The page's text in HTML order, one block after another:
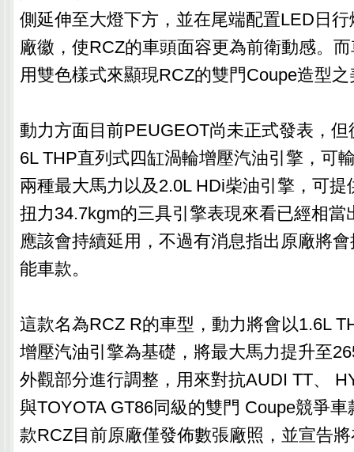
側延伸至大燈下方，並在尾端配置LED日
廠徽，使RCZ的車頭面容更為前衛動感。
用雙色樣式來顯現RCZ的雙門Coupe造型之
動力方面目前PEUGEOT尚未正式發表，
6L THP直列式四缸渦輪增壓汽油引擎，可
兩種最大馬力以及2.0L HDi柴油引擎，可提
扭力34.7kgm的三具引擎表現來看已經相當
應該會持續延用，不過有消息指出原廠將
能車款。
這款名為RCZ R的車型，動力將會以1.6L
增壓汽油引擎為基礎，將最大馬力提升至
外觀部分進行調整，用來對抗AUDI TT、
與TOYOTA GT86同級的雙門 Coupe競爭
款RCZ目前原廠僅發佈數張廠照，並宣告